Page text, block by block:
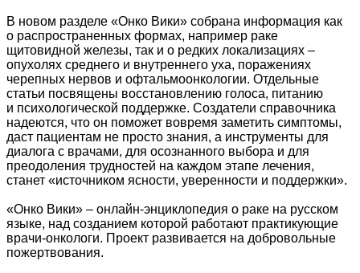
В новом разделе «Онко Вики» собрана информация как
о распространенных формах, например раке
щитовидной железы, так и о редких локализациях –
опухолях среднего и внутреннего уха, поражениях
черепных нервов и офтальмоонкологии. Отдельные
статьи посвящены восстановлению голоса, питанию
и психологической поддержке. Создатели справочника
надеются, что он поможет вовремя заметить симптомы,
даст пациентам не просто знания, а инструменты для
диалога с врачами, для осознанного выбора и для
преодоления трудностей на каждом этапе лечения,
станет «источником ясности, уверенности и поддержки».
«Онко Вики» – онлайн-энциклопедия о раке на русском
языке, над созданием которой работают практикующие
врачи-онкологи. Проект развивается на добровольные
пожертвования.